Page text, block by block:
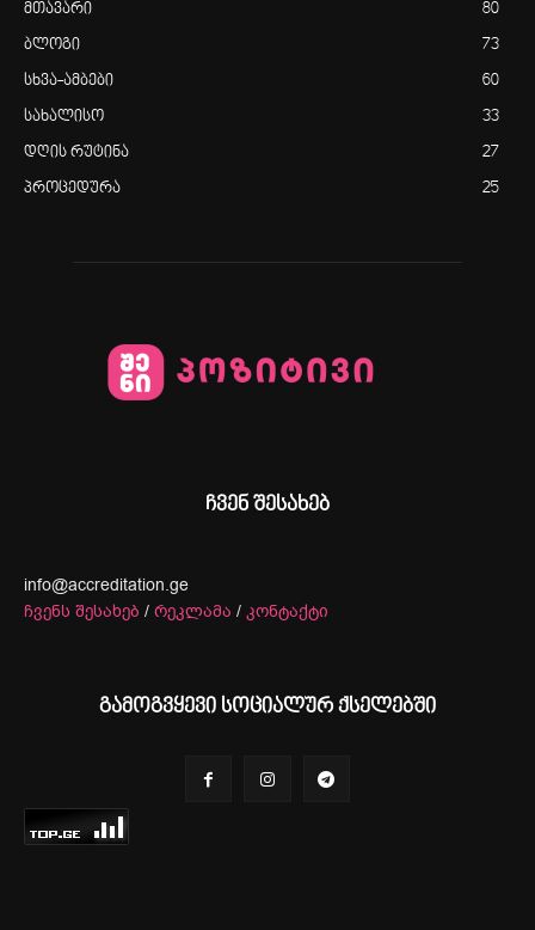
მთავარი 80
ბლოგი 73
სხვა-ამბები 60
სახალისო 33
დღის რუტინა 27
პროცედურა 25
ჩვენ შესახებ
info@accreditation.ge
ჩვენს შესახებ / რეკლამა / კონტაქტი
გამოგვყევი სოციალურ ქსელებში